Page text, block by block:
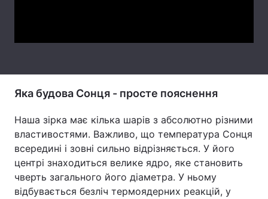
Яка будова Сонця - просте пояснення
Наша зірка має кілька шарів з абсолютно різними
властивостями. Важливо, що температура Сонця
всередині і зовні сильно відрізняється. У його
центрі знаходиться велике ядро, яке становить
чверть загального його діаметра. У ньому
відбувається безліч термоядерних реакцій, у